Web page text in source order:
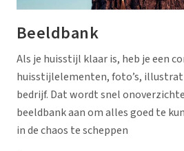
Beeldbank
Als je huisstijl klaar is, heb je een
huisstijlelementen, foto’s,
bedrijf. Dat wordt snel
beeldbank aan om alles goed te
in de chaos te scheppen